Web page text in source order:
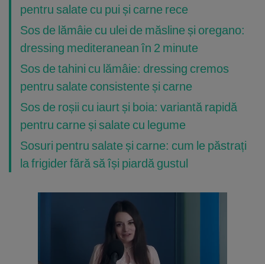
pentru salate cu pui și carne rece
Sos de lămâie cu ulei de măsline și oregano:
dressing mediteranean în 2 minute
Sos de tahini cu lămâie: dressing cremos
pentru salate consistente și carne
Sos de roșii cu iaurt și boia: variantă rapidă
pentru carne și salate cu legume
Sosuri pentru salate și carne: cum le păstrați
la frigider fără să își piardă gustul